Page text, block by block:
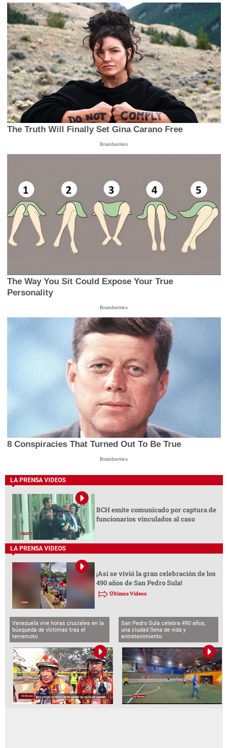
The Truth Will Finally Set Gina Carano Free
Brainberries
The Way You Sit Could Expose Your True
Personality
Brainberries
8 Conspiracies That Turned Out To Be True
Brainberries
LA PRENSA VIDEOS
BCH emite comunicado por captura de
funcionarios vinculados al caso
LA PRENSA VIDEOS
¡Así se vivió la gran celebración de los
490 años de San Pedro Sula!
Últimos Videos
Venezuela vive horas cruciales en la
búsqueda de víctimas tras el
terremoto
San Pedro Sula celebra 490 años,
una ciudad llena de vida y
entretenimiento